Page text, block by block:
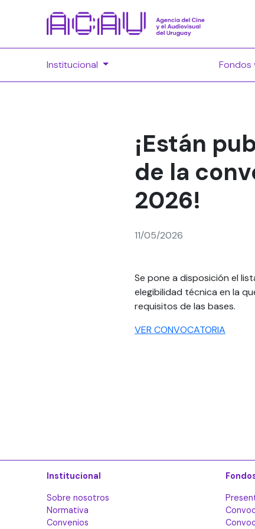
Institucional Fondos
¡Están
de la
2026!
11/05/2026
Se pone a disposición el
elegibilidad técnica en la
requisitos de las bases.
VER CONVOCATORIA
Institucional
Sobre nosotros
Normativa
Convenios